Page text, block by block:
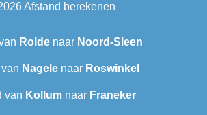
Afstand berekenen
Roldenaar Noord-Sleen
Nagele naar Roswinkel
van Kollum naar Franeker